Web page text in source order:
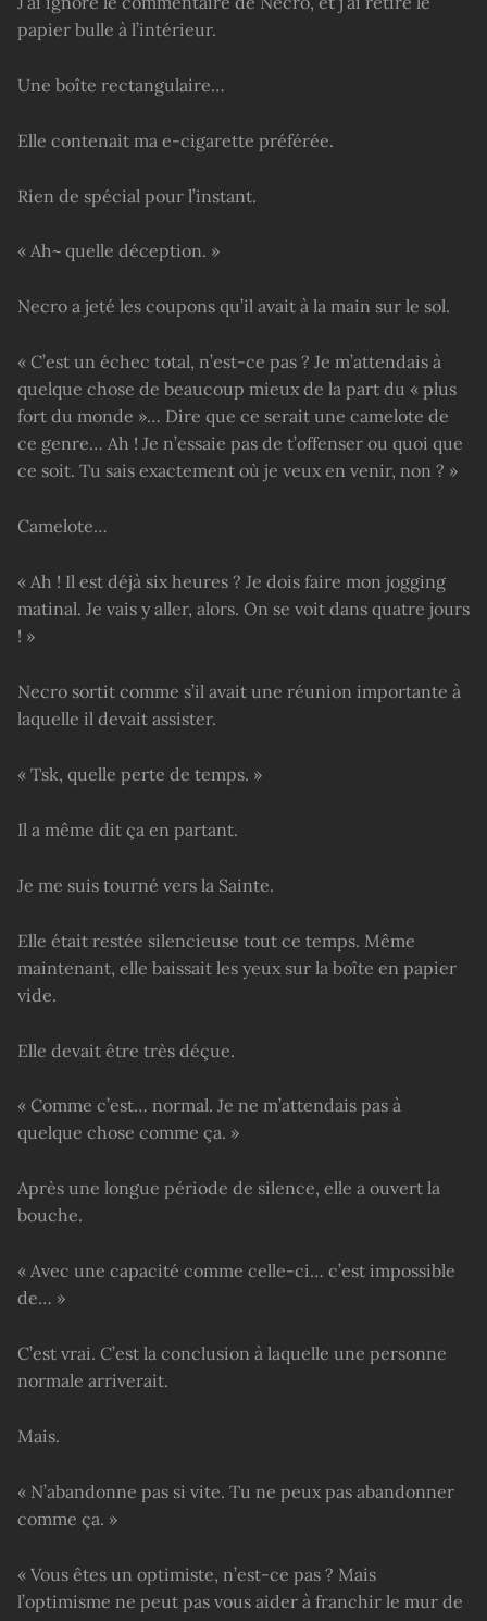
papier bulle à l’intérieur.
Une boîte rectangulaire…
Elle contenait ma e-cigarette préférée.
Rien de spécial pour l’instant.
« Ah~ quelle déception. »
Necro a jeté les coupons qu’il avait à la main sur le sol.
« C’est un échec total, n’est-ce pas ? Je m’attendais à
quelque chose de beaucoup mieux de la part du « plus
fort du monde »… Dire que ce serait une camelote de
ce genre… Ah ! Je n’essaie pas de t’offenser ou quoi que
ce soit. Tu sais exactement où je veux en venir, non ? »
Camelote…
« Ah ! Il est déjà six heures ? Je dois faire mon jogging
matinal. Je vais y aller, alors. On se voit dans quatre jours
! »
Necro sortit comme s’il avait une réunion importante à
laquelle il devait assister.
« Tsk, quelle perte de temps. »
Il a même dit ça en partant.
Je me suis tourné vers la Sainte.
Elle était restée silencieuse tout ce temps. Même
maintenant, elle baissait les yeux sur la boîte en papier
vide.
Elle devait être très déçue.
« Comme c’est… normal. Je ne m’attendais pas à
quelque chose comme ça. »
Après une longue période de silence, elle a ouvert la
bouche.
« Avec une capacité comme celle-ci… c’est impossible
de… »
C’est vrai. C’est la conclusion à laquelle une personne
normale arriverait.
Mais.
« N’abandonne pas si vite. Tu ne peux pas abandonner
comme ça. »
« Vous êtes un optimiste, n’est-ce pas ? Mais
l’optimisme ne peut pas vous aider à franchir le mur de